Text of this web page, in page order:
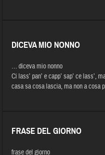
DICEVA MIO NONNO
… diceva mio nonno
Ci lass’ pan’ e capp’ sap’ ce lass’,
casa sa cosa lascia, ma non a cosa
FRASE DEL GIORNO
frase del giorno